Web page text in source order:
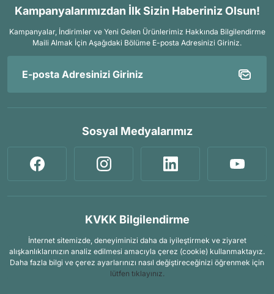
Kampanyalarımızdan İlk Sizin Haberiniz Olsun!
Kampanyalar, İndirimler ve Yeni Gelen Ürünlerimiz Hakkında Bilgilendirme
Maili Almak İçin Aşağıdaki Bölüme E-posta Adresinizi Giriniz.
Sosyal Medyalarımız
KVKK Bilgilendirme
İnternet sitemizde, deneyiminizi daha da iyileştirmek ve ziyaret
alışkanlıklarınızın analiz edilmesi amacıyla çerez (cookie) kullanmaktayız.
Daha fazla bilgi ve çerez ayarlarınızı nasıl değiştireceğinizi öğrenmek için
lütfen tıklayınız.